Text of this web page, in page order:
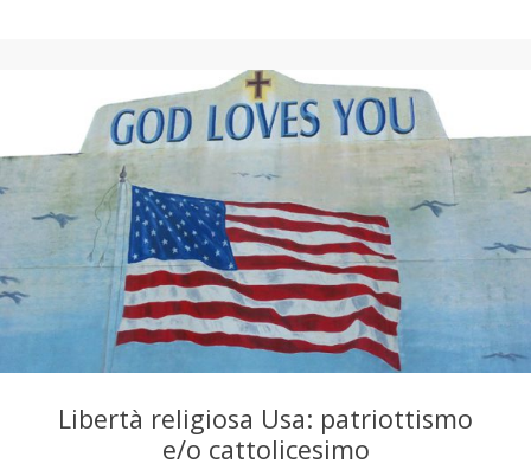
Libertà religiosa Usa: patriottismo
e/o cattolicesimo